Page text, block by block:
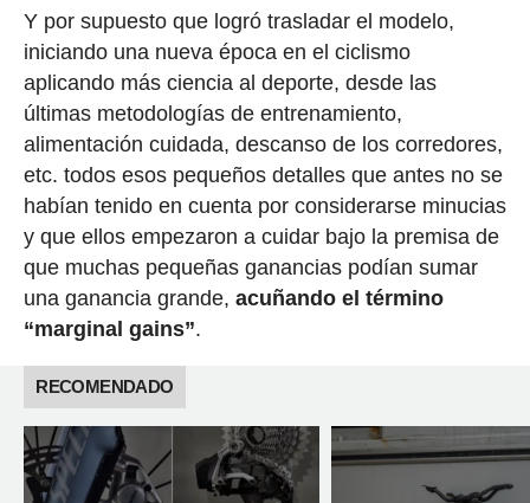
Y por supuesto que logró trasladar el modelo,
iniciando una nueva época en el ciclismo
aplicando más ciencia al deporte, desde las
últimas metodologías de entrenamiento,
alimentación cuidada, descanso de los corredores,
etc. todos esos pequeños detalles que antes no se
habían tenido en cuenta por considerarse minucias
y que ellos empezaron a cuidar bajo la premisa de
que muchas pequeñas ganancias podían sumar
una ganancia grande, acuñando el término
“marginal gains”.
RECOMENDADO